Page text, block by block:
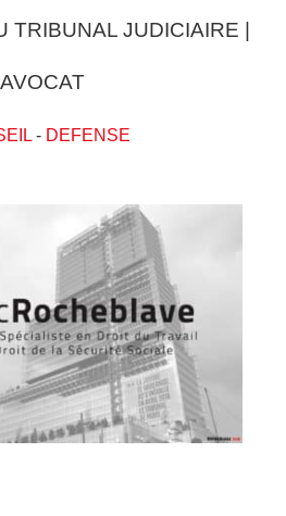
TRIBUNAL JUDICIAIRE |
AVOCAT
- DEFENSE